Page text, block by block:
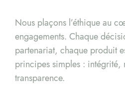
Nous plaçons l’éthique au
engagements. Chaque
partenariat, chaque produit
principes simples : intégrité,
transparence.